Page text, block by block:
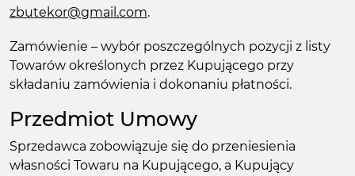
zbutekor@gmail.com.
Zamówienie – wybór poszczególnych pozycji z listy
Towarów określonych przez Kupującego przy
składaniu zamówienia i dokonaniu płatności.
Przedmiot Umowy
Sprzedawca zobowiązuje się do przeniesienia
własności Towaru na Kupującego, a Kupujący